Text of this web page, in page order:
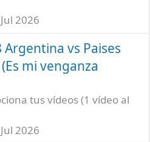
2026
vs Paises
mi venganza
tus vídeos (1 vídeo al
2026